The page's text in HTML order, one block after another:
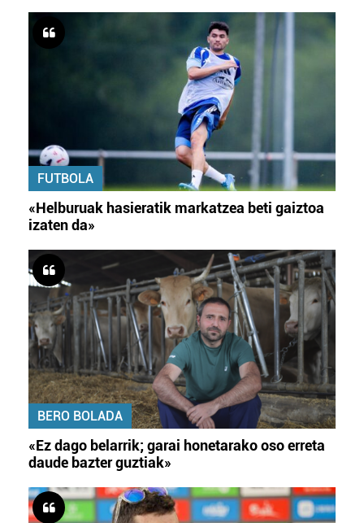
FUTBOLA
«Helburuak hasieratik markatzea beti gaiztoa
izaten da»
BERO BOLADA
«Ez dago belarrik; garai honetarako oso erreta
daude bazter guztiak»